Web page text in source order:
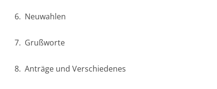
6. Neuwahlen
7. Grußworte
8. Anträge und Verschiedenes